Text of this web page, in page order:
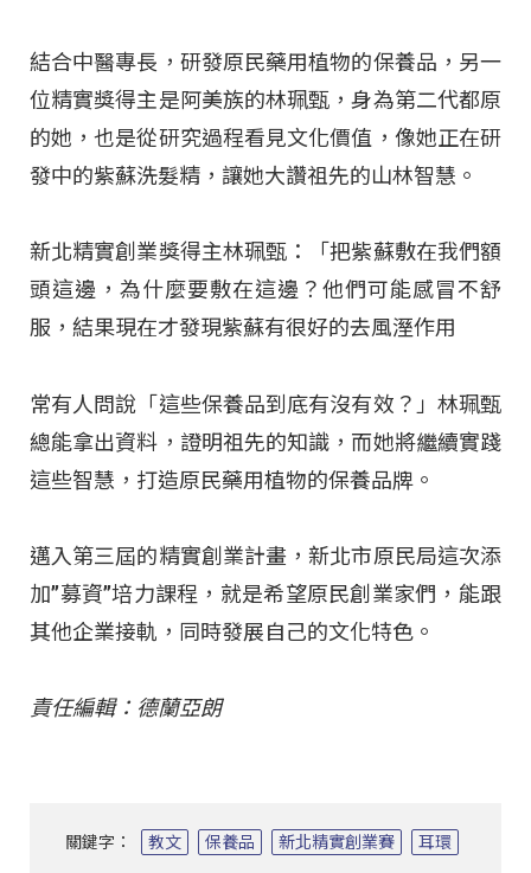
結合中醫專長，研發原民藥用植物的保養品，另一
位精實獎得主是阿美族的林珮甄，身為第二代都原
的她，也是從研究過程看見文化價值，像她正在研
發中的紫蘇洗髮精，讓她大讚祖先的山林智慧。
新北精實創業獎得主林珮甄：「把紫蘇敷在我們額
頭這邊，為什麼要敷在這邊？他們可能感冒不舒
服，結果現在才發現紫蘇有很好的去風溼作用
常有人問說「這些保養品到底有沒有效？」林珮甄
總能拿出資料，證明祖先的知識，而她將繼續實踐
這些智慧，打造原民藥用植物的保養品牌。
邁入第三屆的精實創業計畫，新北市原民局這次添
加”募資”培力課程，就是希望原民創業家們，能跟
其他企業接軌，同時發展自己的文化特色。
責任編輯：德蘭亞朗
關鍵字： 教文 保養品 新北精實創業賽 耳環